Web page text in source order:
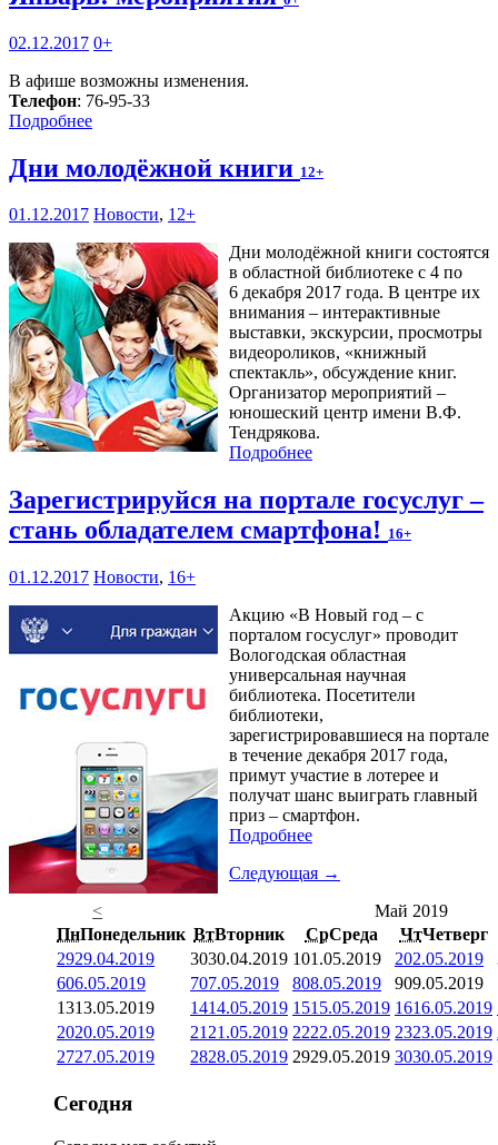
02.12.2017 0+
В афише возможны изменения.
Телефон: 76-95-33
Подробнее
Дни молодёжной книги 12+
01.12.2017 Новости, 12+
Дни молодёжной книги состоятся
в областной библиотеке с 4 по
6 декабря 2017 года. В центре их
внимания – интерактивные
выставки, экскурсии, просмотры
видеороликов, «книжный
спектакль», обсуждение книг.
Организатор мероприятий –
юношеский центр имени В.Ф.
Тендрякова.
Подробнее
Зарегистрируйся на портале госуслуг –
стань обладателем смартфона! 16+
01.12.2017 Новости, 16+
Акцию «В Новый год – с
порталом госуслуг» проводит
Вологодская областная
универсальная научная
библиотека. Посетители
библиотеки,
зарегистрировавшиеся на портале
в течение декабря 2017 года,
примут участие в лотерее и
получат шанс выиграть главный
приз – смартфон.
Подробнее
Следующая →
<
Май 2019
ПнПонедельник ВтВторник СрСреда ЧтЧетверг
2929.04.2019 3030.04.2019 101.05.2019 202.05.2019
606.05.2019 707.05.2019 808.05.2019 909.05.2019
1313.05.2019 1414.05.2019 1515.05.2019 1616.05.2019
2020.05.2019 21 21.05.2019 2222.05.2019 2323.05.2019
2727.05.2019 2828.05.2019 2929.05.2019 3030.05.2019
Сегодня